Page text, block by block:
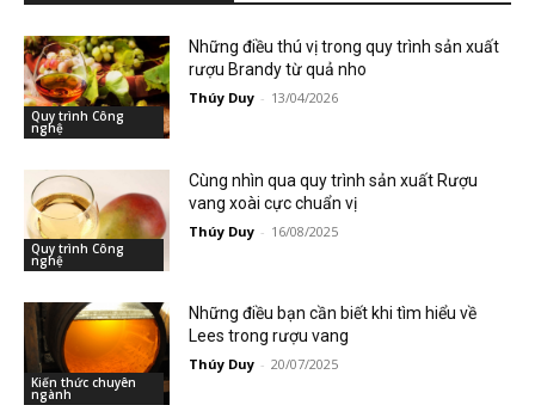
Quy trình Công
nghệ
Những điều thú vị trong quy trình sản xuất
rượu Brandy từ quả nho
Thúy Duy - 13/04/2026
Quy trình Công
nghệ
Cùng nhìn qua quy trình sản xuất Rượu
vang xoài cực chuẩn vị
Thúy Duy - 16/08/2025
Kiến thức chuyên
ngành
Những điều bạn cần biết khi tìm hiểu về
Lees trong rượu vang
Thúy Duy - 20/07/2025